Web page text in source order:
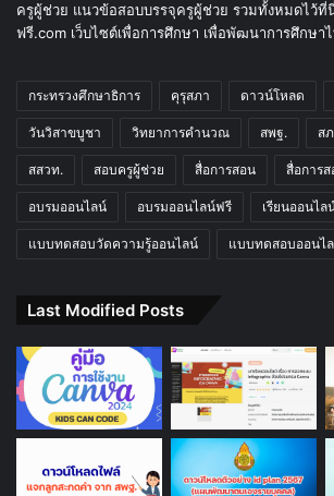
ครูผู้ช่วย แนวข้อสอบบรรจุครูผู้ช่วย รวมทั้งหมดไว้
ฟรี.com เว็บไซต์เพื่อการศึกษา เพื่อพัฒนาการศึกษา
กระทรวงศึกษาธิการ คุรุสภา ดาวน์โหลด
วันวิสาขบูชา วิทยาการคำนวณ สพฐ. ส
สสวท. สอบครูผู้ช่วย สื่อการสอน สื่อการ
อบรมออนไลน์ อบรมออนไลน์ฟรี เรียนออนไล
แบบทดสอบวัดความรู้ออนไลน์ แบบทดสอบออนไ
Last Modified Posts